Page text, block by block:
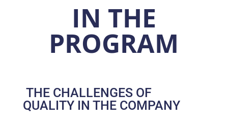
IN THE
PROGRAM
THE CHALLENGES OF
QUALITY IN THE COMPANY